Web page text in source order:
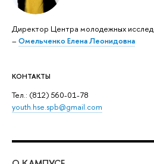
Директор Центра молодежных
– Омельченко Елена Леонидовна
КОНТАКТЫ
Тел.: (812) 560-01-78
youth.hse.spb@gmail.com